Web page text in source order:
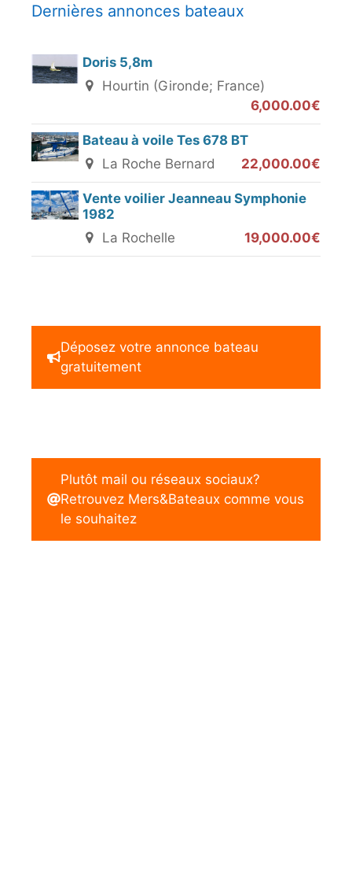
Dernières annonces bateaux
Doris 5,8m
Hourtin (Gironde; France)
6,000.00€
Bateau à voile Tes 678 BT
La Roche Bernard
22,000.00€
Vente voilier Jeanneau Symphonie
1982
La Rochelle
19,000.00€
Déposez votre annonce bateau
gratuitement
Plutôt mail ou réseaux sociaux?
Retrouvez Mers&Bateaux comme vous
le souhaitez